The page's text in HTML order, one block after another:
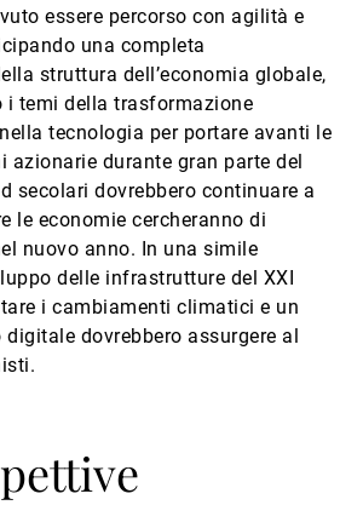
essere percorso con agilità e
una completa
struttura dell’economia globale,
i temi della trasformazione
tecnologia per portare avanti le
azionarie durante gran parte del
secolari dovrebbero continuare a
le economie cercheranno di
nuovo anno. In una simile
delle infrastrutture del XXI
i cambiamenti climatici e un
dovrebbero assurgere al